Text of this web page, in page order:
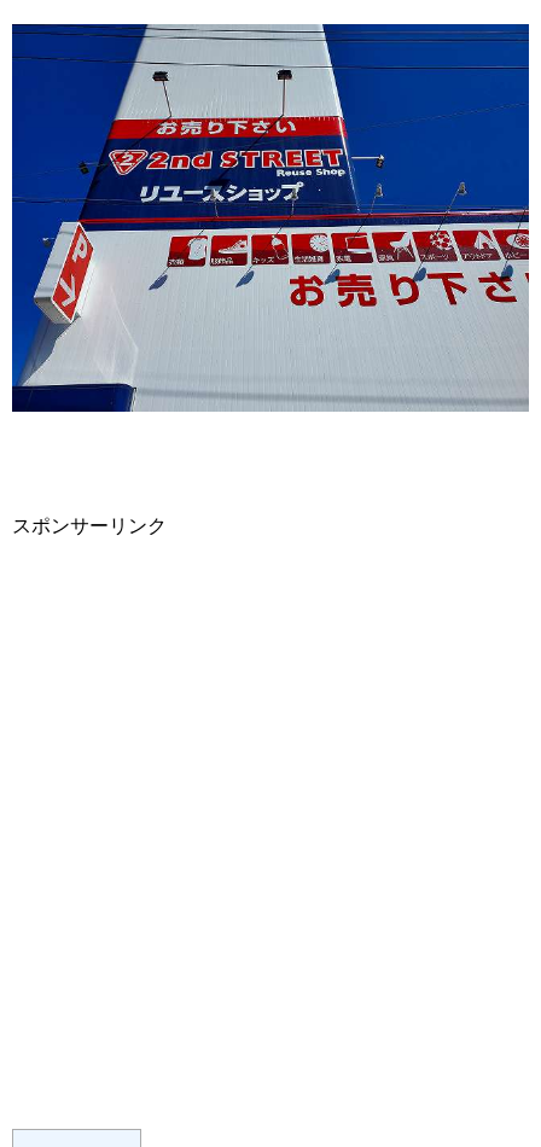
スポンサーリンク